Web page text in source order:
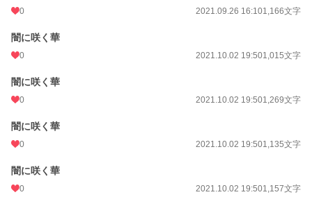
0 2021.09.26 16:101,166文字
闇に咲く華
0 2021.10.02 19:501,015文字
闇に咲く華
0 2021.10.02 19:501,269文字
闇に咲く華
0 2021.10.02 19:501,135文字
闇に咲く華
0 2021.10.02 19:501,157文字